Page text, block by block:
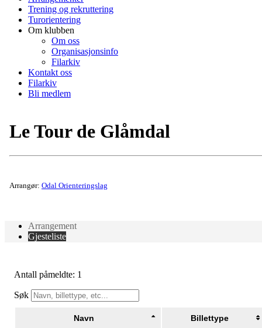
Trening og rekruttering
Turorientering
Om klubben
Om oss
Organisasjonsinfo
Filarkiv
Kontakt oss
Filarkiv
Bli medlem
Le Tour de Glåmdal
Arrangør: Odal Orienteringslag
Arrangement
Gjesteliste
Antall påmeldte: 1
Søk
Navn Billettype